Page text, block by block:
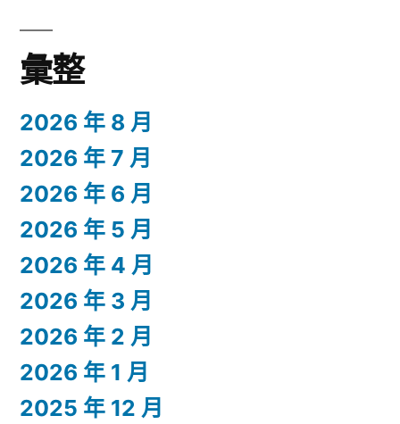
彙整
2026 年 8 月
2026 年 7 月
2026 年 6 月
2026 年 5 月
2026 年 4 月
2026 年 3 月
2026 年 2 月
2026 年 1 月
2025 年 12 月